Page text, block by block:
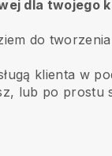
dla twojego
do
klienta w
lub po